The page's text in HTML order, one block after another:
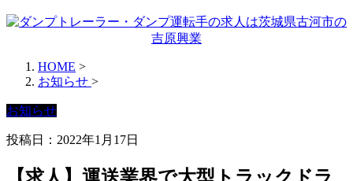
HOME >
お知らせ >
お知らせ
投稿日：2022年1月17日